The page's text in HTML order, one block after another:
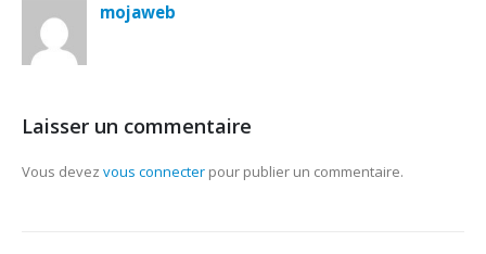
mojaweb
Laisser un commentaire
Vous devez vous connecter pour publier un commentaire.